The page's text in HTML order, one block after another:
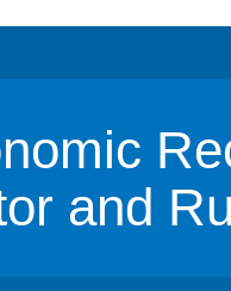
and